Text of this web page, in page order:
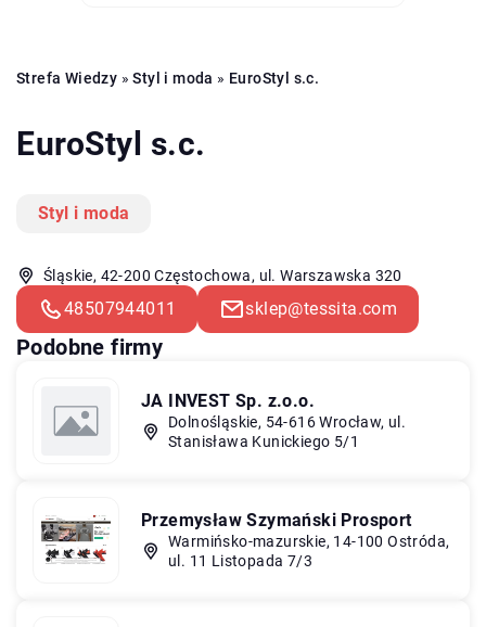
Strefa Wiedzy »Styl i moda » EuroStyl s.c.
EuroStyl s.c.
Styl i moda
Śląskie, 42-200 Częstochowa, ul. Warszawska 320
48507944011 sklep@tessita.com
Podobne firmy
JA INVEST Sp. z.o.o.
Dolnośląskie, 54-616 Wrocław, ul.
Stanisława Kunickiego 5/1
Przemysław Szymański Prosport
Warmińsko-mazurskie, 14-100 Ostróda,
ul. 11 Listopada 7/3